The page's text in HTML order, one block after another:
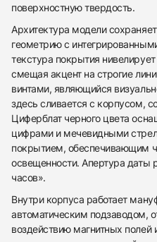
поверхностную твердость.
Архитектура модели
геометрию с
текстура покрытия
смещая акцент на строгие
винтами, являющийся
здесь сливается с корпусом,
Циферблат черного цвета
цифрами и мечевидными
покрытием, обеспечивающим
освещенности. Апертура даты
часов».
Внутри корпуса работает
автоматическим подзаводом,
воздействию магнитных